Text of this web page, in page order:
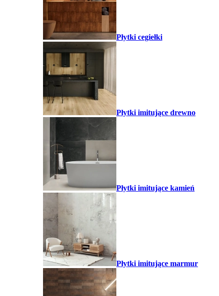
Płytki cegiełki
Płytki imitujące drewno
Płytki imitujące kamień
Płytki imitujące marmur